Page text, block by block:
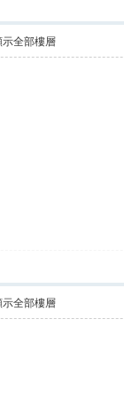
示全部樓層
示全部樓層